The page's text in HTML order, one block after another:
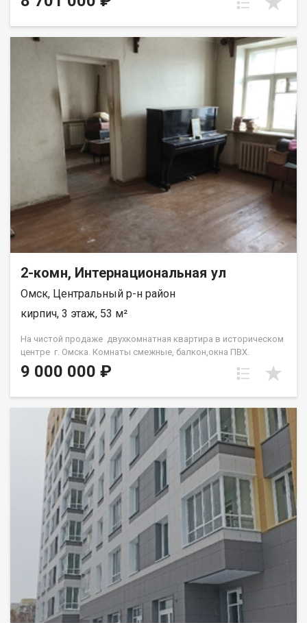
2-комн, Интернациональная ул
Омск, Центральный р-н район
кирпич, 3 этаж, 53 м²
На чистой продаже двухкомнатная квартира в историческом
центре г. Омска. Комнаты смежные, балкон,окна ПВХ.
Состояние -требуется ремонт,идеальный вариант для тех,кто
хочет сделать всё по своему вкусу. Остановка в шаговой
9 000 000 ₽